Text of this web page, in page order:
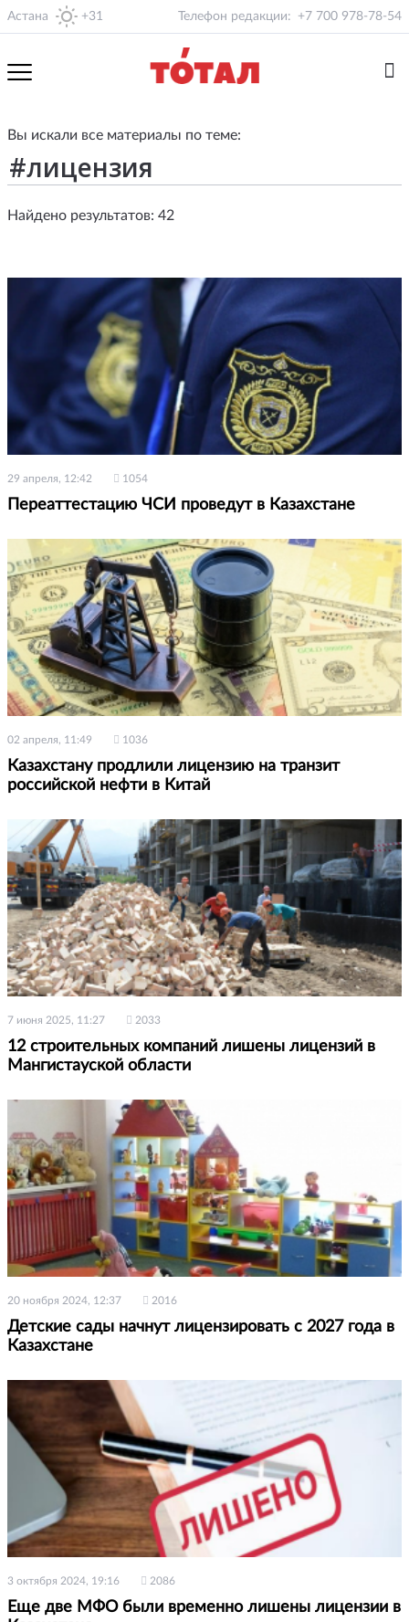
Астана +31 Телефон редакции: +7 700 978-78-54
Вы искали все материалы по теме:
Найдено результатов: 42
29 апреля, 12:42 1054
Переаттестацию ЧСИ проведут в Казахстане
02 апреля, 11:49 1036
Казахстану продлили лицензию на транзит
российской нефти в Китай
7 июня 2025, 11:27 2033
12 строительных компаний лишены лицензий в
Мангистауской области
20 ноября 2024, 12:37 2016
Детские сады начнут лицензировать с 2027 года в
Казахстане
3 октября 2024, 19:16 2086
Еще две МФО были временно лишены лицензии в